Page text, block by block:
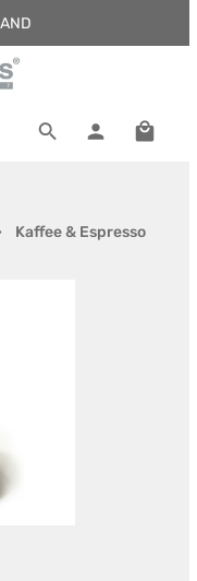
Kaffee & Espresso